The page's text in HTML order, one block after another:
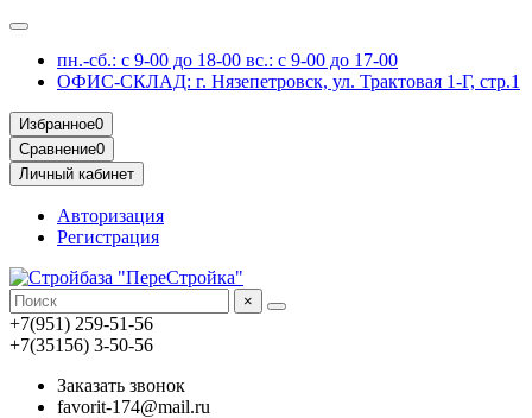
пн.-сб.: с 9-00 до 18-00 вс.: с 9-00 до 17-00
ОФИС-СКЛАД: г. Нязепетровск, ул. Трактовая 1-Г, стр.1
Избранное0
Сравнение0
Личный кабинет
Авторизация
Регистрация
×
+7(951) 259-51-56
+7(35156) 3-50-56
Заказать звонок
favorit-174@mail.ru